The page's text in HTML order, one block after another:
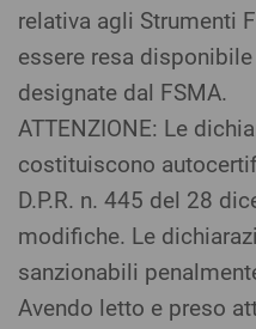
relativa agli Strumenti
essere resa
designate dal FSMA.
ATTENZIONE: Le
costituiscono
D.P.R. n. 445 del 28
modifiche. Le
sanzionabili
Avendo letto e preso